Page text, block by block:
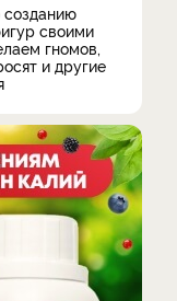
созданию
своими
гномов,
и другие